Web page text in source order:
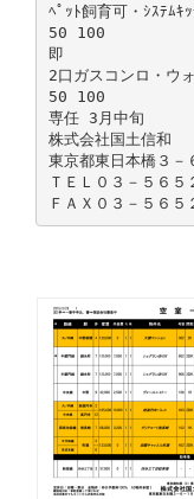
ﾍﾟｯﾄ飼育可・ｼｽﾃﾑｷ
50 100
即
2口ガスコンロ・ウ
50 100
専任 3月中旬
株式会社国土信和
東京都東日本橋３
ＴＥＬ０３－５６５